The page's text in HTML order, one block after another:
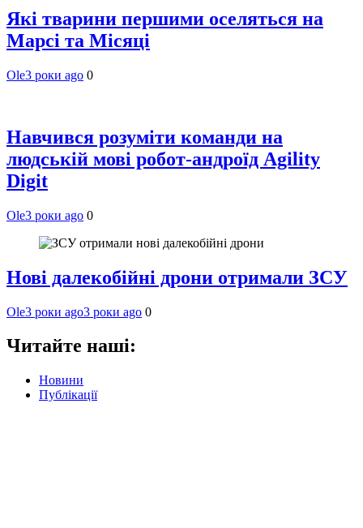
Які тварини першими оселяться на
Марсі та Місяці
Ole3 роки ago 0
Навчився розуміти команди на
людській мові робот-андроїд Agility
Digit
Ole3 роки ago 0
Нові далекобійні дрони отримали ЗСУ
Ole3 роки ago3 роки ago 0
Читайте наші:
Новини
Публікації